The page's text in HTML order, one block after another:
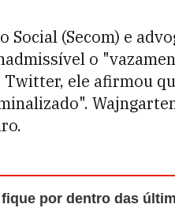
Social (Secom) e
o
ele afirmou
fique por dentro das